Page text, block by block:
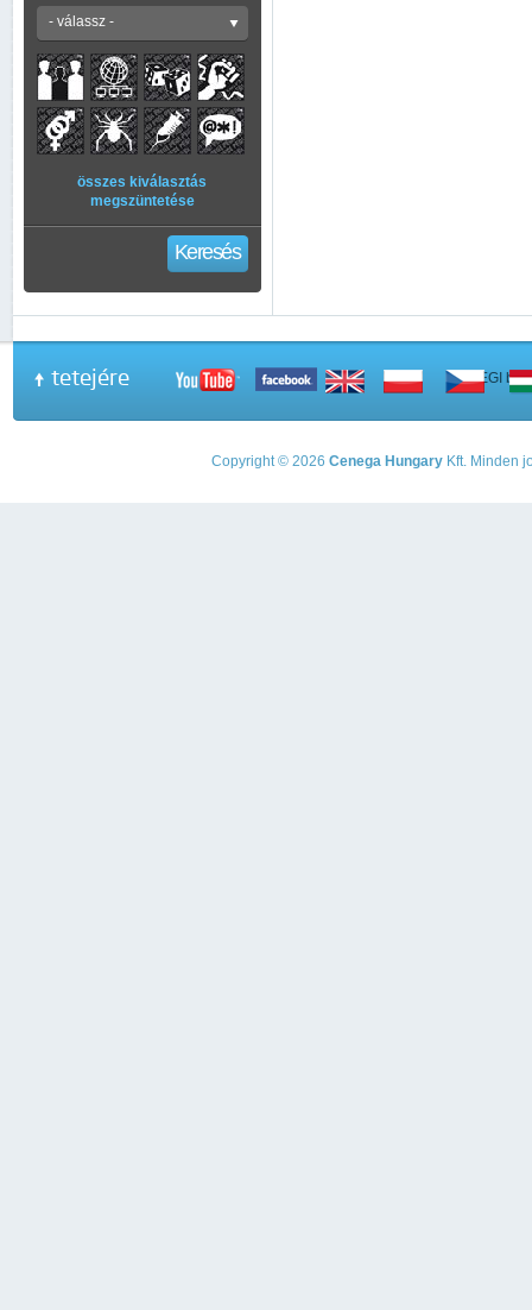
összes kiválasztás
megszüntetése
Keresés
tetejére A PEGI
Copyright © 2026 Cenega Hungary Kft. Minden